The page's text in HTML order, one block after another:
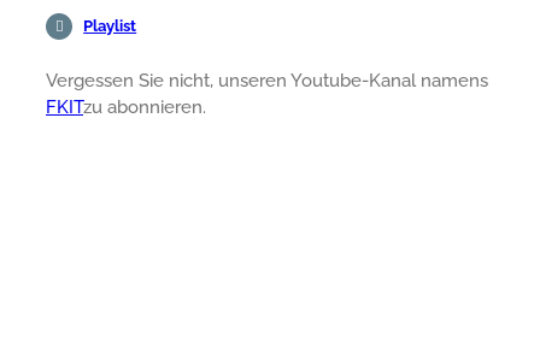
Playlist
Vergessen Sie nicht, unseren Youtube-Kanal namens
FKITzu abonnieren.